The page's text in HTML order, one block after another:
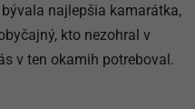
najlepšia kamarátka,
kto nezohral v
v ten okamih potreboval.